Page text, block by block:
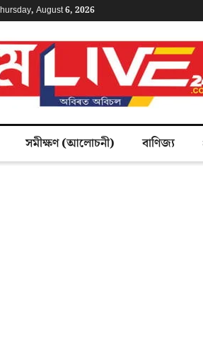
August 6, 2026
সমীক্ষণ (আলোচনী) বাণিজ্য